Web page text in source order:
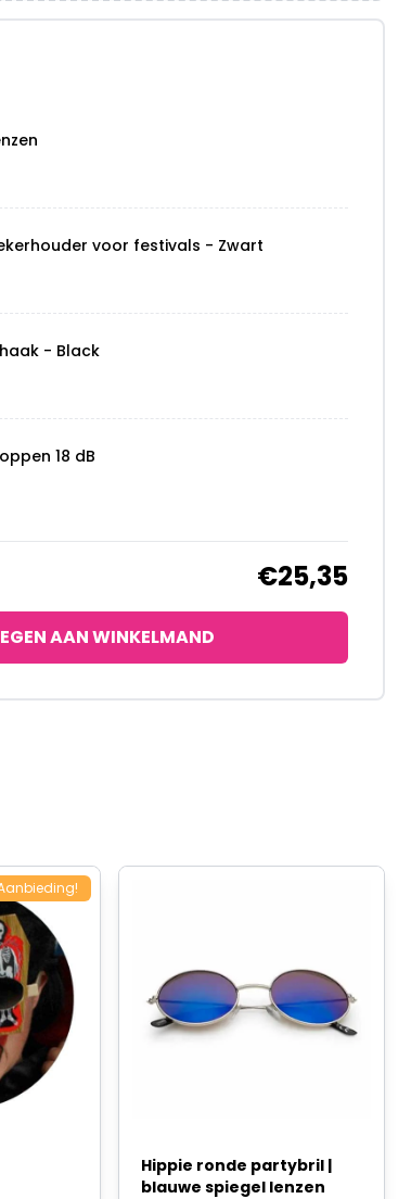
voor festivals - Zwart
- Black
18 dB
€25,35
AAN WINKELMAND
Hippie ronde partybril |
blauwe spiegel lenzen